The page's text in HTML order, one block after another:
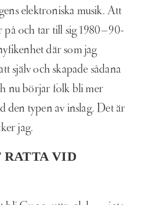
elektroniska musik. Att
på och tar till sig 1980–90-
där som jag
själv och skapade sådana
nu börjar folk bli mer
den typen av inslag. Det är
jag.
VID